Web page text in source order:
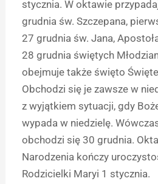
stycznia. W oktawie
grudnia św. Szczepana,
27 grudnia św. Jana,
28 grudnia świętych
obejmuje także święto
Obchodzi się je zawsze w
z wyjątkiem sytuacji, gdy
wypada w niedzielę.
obchodzi się 30 grudnia.
Narodzenia kończy
Rodzicielki Maryi 1 stycznia.